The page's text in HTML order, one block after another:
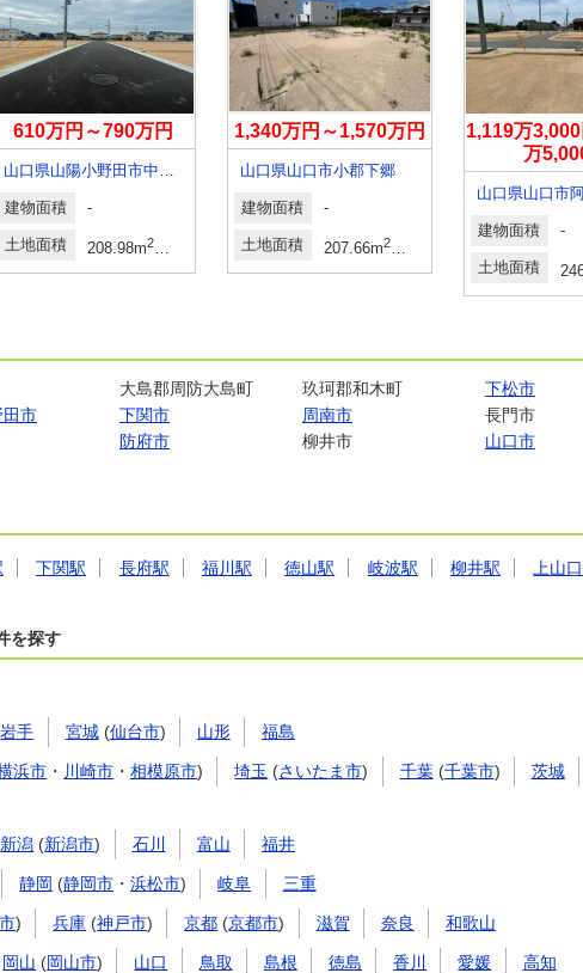
68.77坪～89.87坪
610万円～790万円
山口県山陽小野田市中川３
建物面積 -
土地面積 208.98m2～315.94m 63.21坪～95.57坪
1,340万円～1,570万円
山口県山口市小郡下郷
建物面積 -
土地面積 207.66m2～208.78m
1,119万
万
山口県山口市
建物面積 -
土地面積
大島郡周防大島町 玖珂郡和木町
下松市
田市 下関市 周南市
長門市
防府市 柳井市 山口市
下関駅 長府駅 福川駅 徳山駅 岐波駅 柳井駅 上山
を探す
岩手 宮城(仙台市) 山形 福島
浜市 ・ 川崎市 ・相模原市) 埼玉 (さいたま市) 千葉(千葉市)
茨城
新潟 (新潟市) 石川 富山 福井
静岡 (静岡市 ・浜松市) 岐阜 三重
) 兵庫 (神戸市) 京都 (京都市) 滋賀 奈良 和歌山
岡山 (岡山市) 山口 鳥取 島根 徳島 香川 愛媛 高知